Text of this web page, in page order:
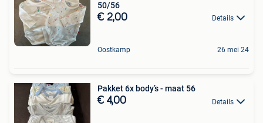
50/56
€ 2,00 Details
Oostkamp 26 mei 24
Pakket 6x body’s - maat 56
€ 4,00 Details